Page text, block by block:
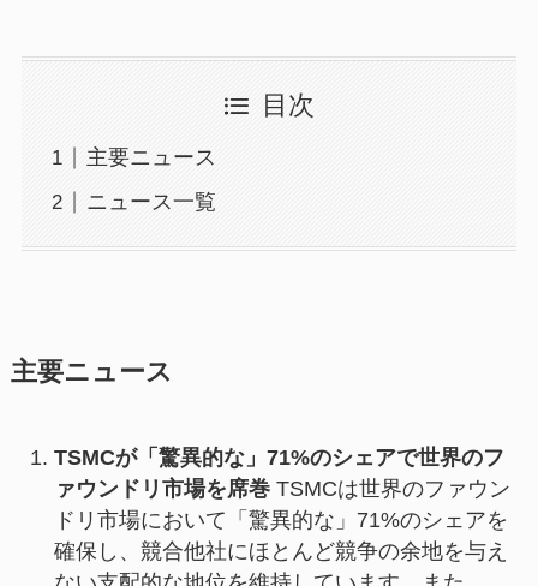
目次
主要ニュース
ニュース一覧
主要ニュース
TSMCが「驚異的な」71%のシェアで世界のフ
ァウンドリ市場を席巻TSMCは世界のファウン
ドリ市場において「驚異的な」71%のシェアを
確保し、競合他社にほとんど競争の余地を与え